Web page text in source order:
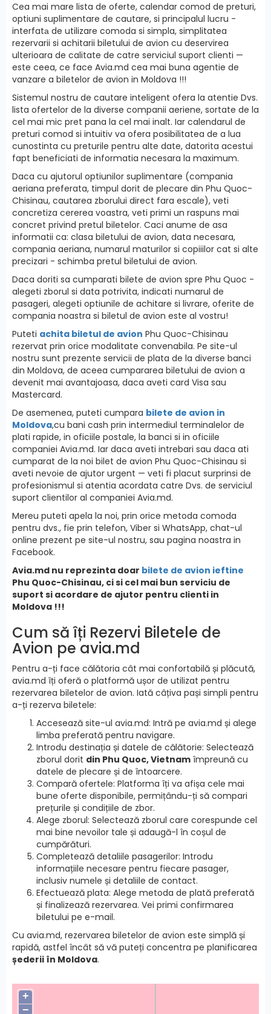
Cea mai mare lista de oferte, calendar comod de preturi,
optiuni suplimentare de cautare, si principalul lucru -
interfatа de utilizare comoda si simpla, simplitatea
rezervarii si achitarii biletului de avion cu deservirea
ulterioara de calitate de catre serviciul suport clienti —
este ceea, ce face Avia.md cea mai buna agentie de
vanzare a biletelor de avion in Moldova !!!
Sistemul nostru de cautare inteligent ofera la atentie Dvs.
lista ofertelor de la diverse companii aeriene, sortate de la
cel mai mic pret pana la cel mai inalt. Iar calendarul de
preturi comod si intuitiv va ofera posibilitatea de a lua
cunostinta cu preturile pentru alte date, datorita acestui
fapt beneficiati de informatia necesara la maximum.
Daca cu ajutorul optiunilor suplimentare (compania
aeriana preferata, timpul dorit de plecare din Phu Quoc-
Chisinau, cautarea zborului direct fara escale), veti
concretiza cererea voastra, veti primi un raspuns mai
concret privind pretul biletelor. Caci anume de asa
informatii ca: clasa biletului de avion, data necesara,
compania aeriana, numarul maturilor si copiiilor cat si alte
precizari - schimba pretul biletului de avion.
Daca doriti sa cumparati bilete de avion spre Phu Quoc -
alegeti zborul si data potrivita, indicati numarul de
pasageri, alegeti optiunile de achitare si livrare, oferite de
compania noastra si biletul de avion este al vostru!
Puteti achita biletul de avion Phu Quoc-Chisinau
rezervat prin orice modalitate convenabila. Pe site-ul
nostru sunt prezente servicii de plata de la diverse banci
din Moldova, de aceea cumpararea biletului de avion a
devenit mai avantajoasa, daca aveti card Visa sau
Mastercard.
De asemenea, puteti cumpara bilete de avion in
Moldova,cu bani cash prin intermediul terminalelor de
plati rapide, in oficiile postale, la banci si in oficiile
companiei Avia.md. Iar daca aveti intrebari sau daca ati
cumparat de la noi bilet de avion Phu Quoc-Chisinau si
aveti nevoie de ajutor urgent — veti fi placut surprinsi de
profesionismul si atentia acordata catre Dvs. de serviciul
suport clientilor al companiei Avia.md.
Mereu puteti apela la noi, prin orice metoda comoda
pentru dvs., fie prin telefon, Viber si WhatsApp, chat-ul
online prezent pe site-ul nostru, sau pagina noastra in
Facebook.
Avia.md nu reprezinta doar bilete de avion ieftine
Phu Quoc-Chisinau, ci si cel mai bun serviciu de
suport si acordare de ajutor pentru clienti in
Moldova !!!
Cum să îți Rezervi Biletele de
Avion pe avia.md
Pentru a-ți face călătoria cât mai confortabilă și plăcută,
avia.md îți oferă o platformă ușor de utilizat pentru
rezervarea biletelor de avion. Iată câțiva pași simpli pentru
a-ți rezerva biletele:
Accesează site-ul avia.md: Intră pe avia.md și alege
limba preferată pentru navigare.
Introdu destinația și datele de călătorie: Selectează
zborul dorit din Phu Quoc, Vietnam împreună cu
datele de plecare și de întoarcere.
Compară ofertele: Platforma îți va afișa cele mai
bune oferte disponibile, permițându-ți să compari
prețurile și condițiile de zbor.
Alege zborul: Selectează zborul care corespunde cel
mai bine nevoilor tale și adaugă-l în coșul de
cumpărături.
Completează detaliile pasagerilor: Introdu
informațiile necesare pentru fiecare pasager,
inclusiv numele și detaliile de contact.
Efectuează plata: Alege metoda de plată preferată
și finalizează rezervarea. Vei primi confirmarea
biletului pe e-mail.
Cu avia.md, rezervarea biletelor de avion este simplă și
rapidă, astfel încât să vă puteți concentra pe planificarea
șederii în Moldova.
+
−